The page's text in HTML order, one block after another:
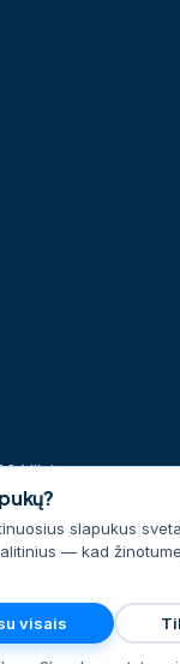
Vilnius
slapukus
— kad
visais